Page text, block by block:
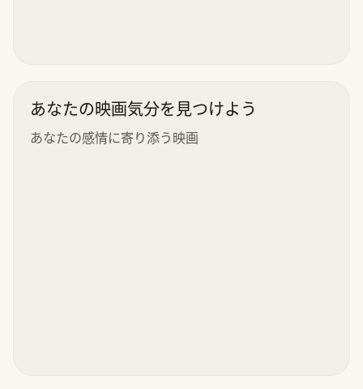
あなたの映画気分を見つけよう
あなたの感情に寄り添う映画